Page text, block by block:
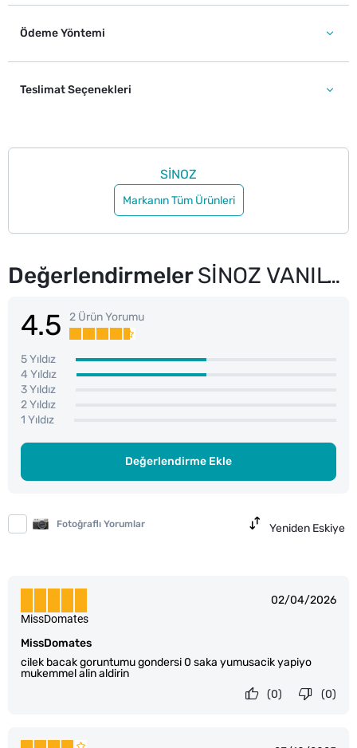
Ödeme Yöntemi
Teslimat Seçenekleri
SİNOZ
Markanın Tüm Ürünleri
DeğerlendirmelerSİNOZ VANILYA VÜCUT PEELINGİ 300ML
4.5 2 Ürün Yorumu
5 Yıldız
4 Yıldız
3 Yıldız
2 Yıldız
1 Yıldız
Değerlendirme Ekle
Fotoğraflı Yorumlar Yeniden Eskiye
02/04/2026
MissDomates
cilek bacak goruntumu gondersi 0 saka yumusacik yapiyo
mukemmel alin aldirin
MissDomates
(0)
(0)